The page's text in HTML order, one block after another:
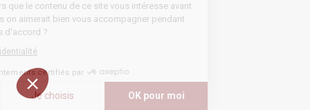
d'être sûrs que le contenu de ce site vous intéresse avant
déranger, mais on aimerait bien vous accompagner pendant
Vous êtes d'accord ?
de confidentialité
Consentements certifiés par
merci Je choisis